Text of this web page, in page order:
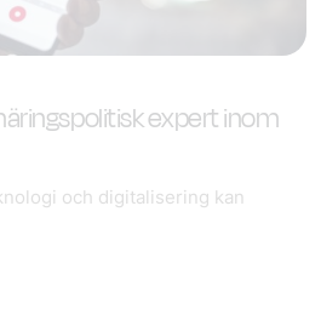
expert inom
och digitalisering kan